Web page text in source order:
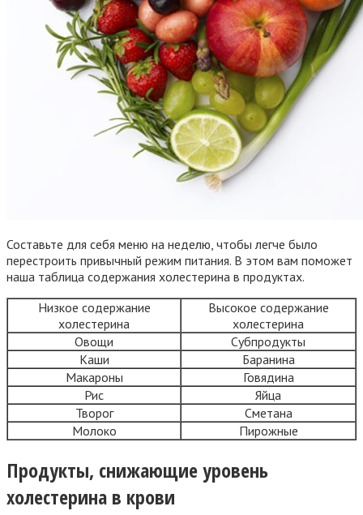
Составьте для себя меню на неделю, чтобы легче было
перестроить привычный режим питания. В этом вам поможет
наша таблица содержания холестерина в продуктах.
Низкое содержание
холестерина
Высокое содержание
холестерина
Овощи
Субпродукты
Каши
Баранина
Макароны
Говядина
Рис
Яйца
Творог
Сметана
Молоко
Пирожные
Продукты, снижающие уровень
холестерина в крови